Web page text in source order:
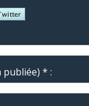
publiée) * :